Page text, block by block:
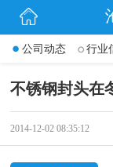
公司动态 行业
不锈钢封头在
2014-12-02 08:35:12